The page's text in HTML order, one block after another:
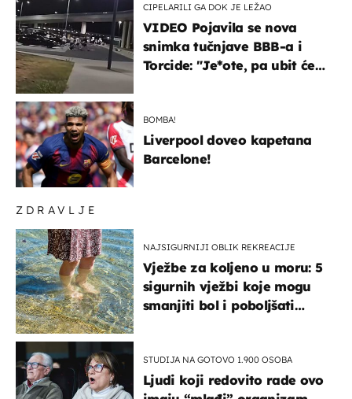
ZDRAVLJE
NAJSIGURNIJI OBLIK REKREACIJE
Vježbe za koljeno u moru: 5
sigurnih vježbi koje mogu
smanjiti bol i poboljšati
STUDIJA NA GOTOVO 1.900 OSOBA
Ljudi koji redovito rade ovo
CIPELARILI GA DOK JE LEŽAO
VIDEO Pojavila se nova
snimka tučnjave BBB-a i
Torcide: "Je*ote, pa ubit će
BOMBA!
Liverpool doveo kapetana
Barcelone!